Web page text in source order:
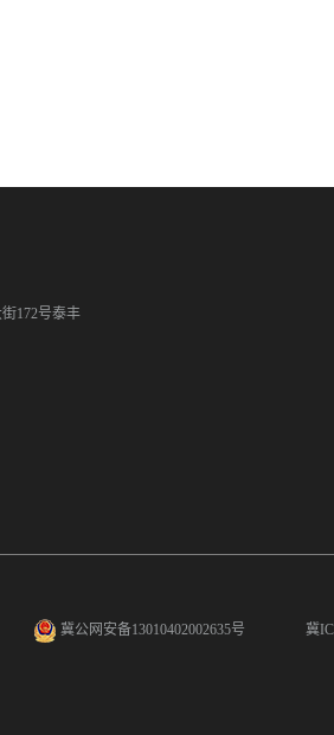
172号泰丰
冀公网安备13010402002635号 冀